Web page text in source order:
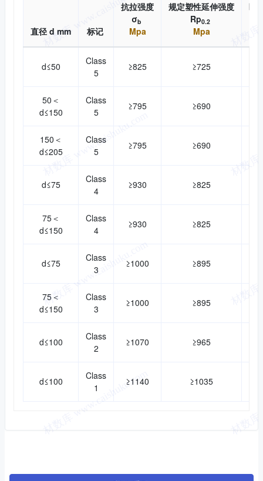
直径 d mm 标记
抗拉强度
σb
Mpa
规定塑性延伸强度
Rp0.2
Mpa
断
d≤50
Class
5
≥825 ≥725
50＜
d≤150
Class
5
≥795 ≥690
150＜
d≤205
Class
5
≥795 ≥690
d≤75
Class
4
≥930 ≥825
75＜
d≤150
Class
4
≥930 ≥825
d≤75
Class
3
≥1000 ≥895
75＜
d≤150
Class
3
≥1000 ≥895
d≤100
Class
2
≥1070 ≥965
d≤100
Class
1
≥1140 ≥1035